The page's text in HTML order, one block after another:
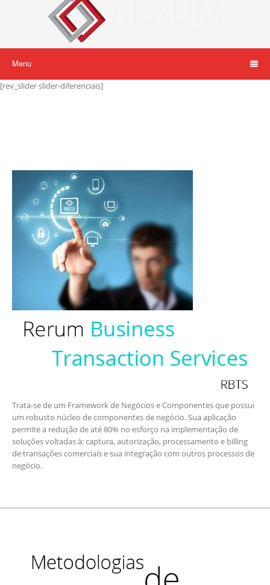
Menu
[rev_slider slider-diferenciais]
Trata-se de um Framework de Negócios e Componentes que possui
um robusto núcleo de componentes de negócio. Sua aplicação
permite a redução de até 80% no esforço na implementação de
soluções voltadas à: captura, autorização, processamento e billing
de transações comerciais e sua integração com outros processos de
negócio.